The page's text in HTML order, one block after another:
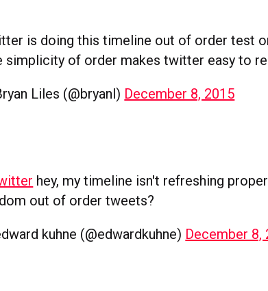
is doing this timeline out of order test
simplicity of order makes twitter easy to
Liles (@bryanl) December 8, 2015
hey, my timeline isn't refreshing
out of order tweets?
kuhne (@edwardkuhne) December 8,